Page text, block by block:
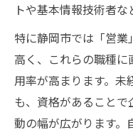
トや基本情報技術者な
特に静岡市では「営
高く、これらの職種
用率が高まります。
も、資格があること
動の幅が広がります。